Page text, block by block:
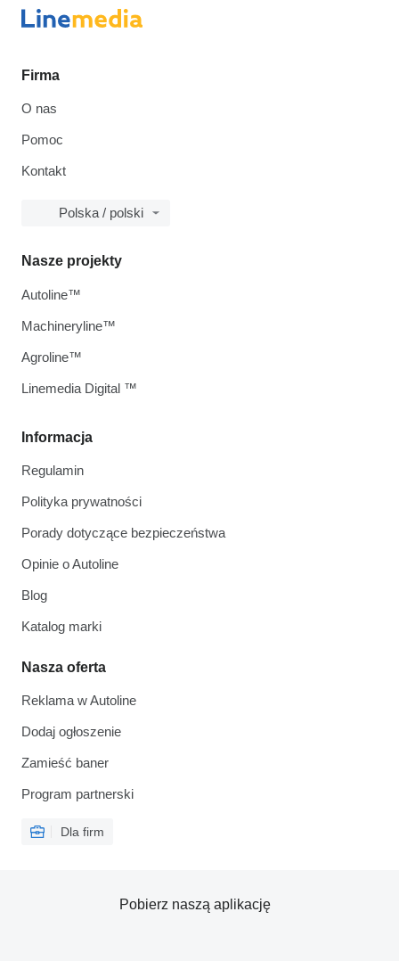
Firma
O nas
Pomoc
Kontakt
Polska / polski
Informacja
Regulamin
Polityka prywatności
Porady dotyczące bezpieczeństwa
Opinie o Autoline
Blog
Katalog marki
Nasza oferta
Reklama w Autoline
Dodaj ogłoszenie
Zamieść baner
Program partnerski
Dla firm
Nasze projekty
Autoline™
Machineryline™
Agroline™
Linemedia Digital ™
Pobierz naszą aplikację